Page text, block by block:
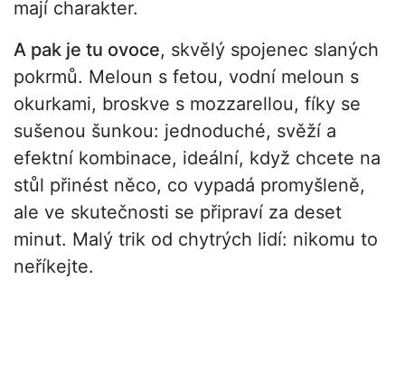
mají charakter.
A pak je tu ovoce, skvělý spojenec slaných
pokrmů. Meloun s fetou, vodní meloun s
okurkami, broskve s mozzarellou, fíky se
sušenou šunkou: jednoduché, svěží a
efektní kombinace, ideální, když chcete na
stůl přinést něco, co vypadá promyšleně,
ale ve skutečnosti se připraví za deset
minut. Malý trik od chytrých lidí: nikomu to
neříkejte.